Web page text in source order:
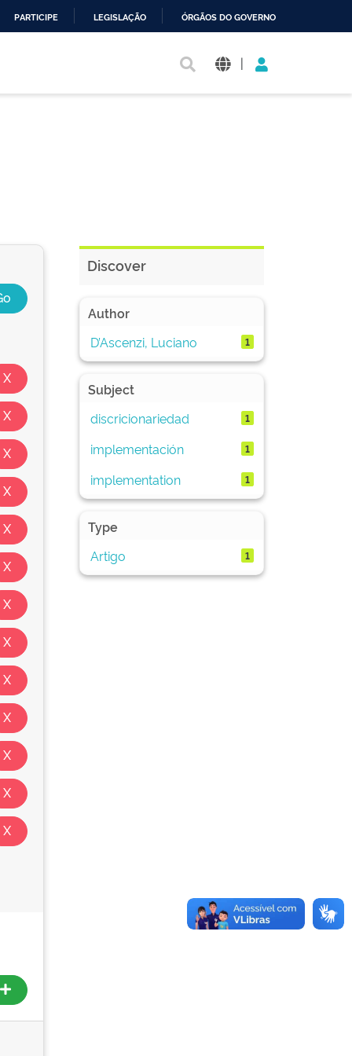
PARTICIPE LEGISLAÇÃO ÓRGÃOS DO GOVERNO
|
Discover
Author
D’Ascenzi, Luciano
1
Subject
discricionariedad
1
implementación 1
implementation 1
Type
Artigo
1